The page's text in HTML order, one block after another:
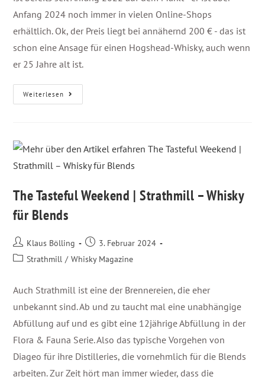
Anfang 2024 noch immer in vielen Online-Shops
erhältlich. Ok, der Preis liegt bei annähernd 200 € - das ist
schon eine Ansage für einen Hogshead-Whisky, auch wenn
er 25 Jahre alt ist.
Weiterlesen
The Tasteful Weekend | Strathmill – Whisky
für Blends
Klaus Bölling
3. Februar 2024
Strathmill / Whisky Magazine
Auch Strathmill ist eine der Brennereien, die eher
unbekannt sind. Ab und zu taucht mal eine unabhängige
Abfüllung auf und es gibt eine 12jährige Abfüllung in der
Flora & Fauna Serie. Also das typische Vorgehen von
Diageo für ihre Distilleries, die vornehmlich für die Blends
arbeiten. Zur Zeit hört man immer wieder, dass die